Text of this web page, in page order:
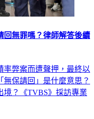
回無罪嗎？律師解答後續
率弊案而遭聲押，最終以
保請回」是什麼意思？
境？《TVBS》採訪專業